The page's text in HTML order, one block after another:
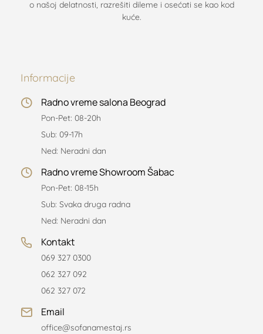
o našoj delatnosti, razrešiti dileme i osećati se kao kod
kuće.
Informacije
Radno vreme salona Beograd
Pon-Pet: 08-20h
Sub: 09-17h
Ned: Neradni dan
Radno vreme Showroom Šabac
Pon-Pet: 08-15h
Sub: Svaka druga radna
Ned: Neradni dan
Kontakt
069 327 0300
062 327 092
062 327 072
Email
office@sofanamestaj.rs